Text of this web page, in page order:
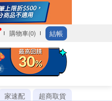
購物車(0) 結帳
家速配
超商取貨